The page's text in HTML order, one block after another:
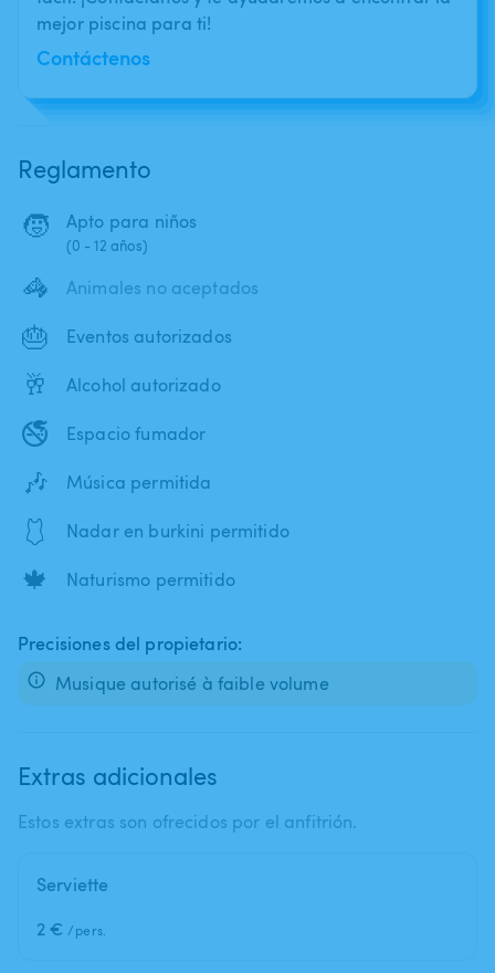
mejor piscina para ti!
Contáctenos
Reglamento
🧒 Apto para niños
(0 - 12 años)
🦓 Animales no aceptados
🎂 Eventos autorizados
🥂 Alcohol autorizado
🚭 Espacio fumador
🎶 Música permitida
🩱 Nadar en burkini permitido
🍁 Naturismo permitido
Precisiones del propietario:
Musique autorisé à faible volume
Extras adicionales
Estos extras son ofrecidos por el anfitrión.
Serviette
2 € /pers.